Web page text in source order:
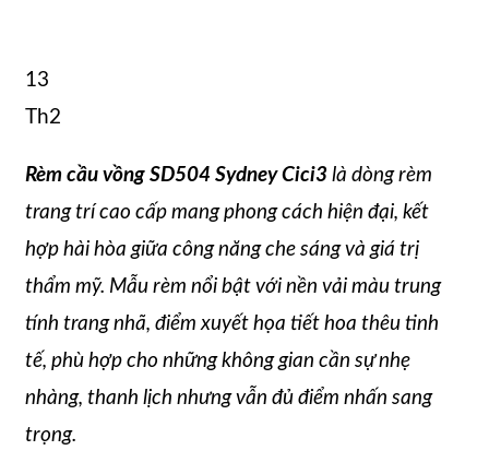
13
Th2
Rèm cầu vồng SD504 Sydney Cici3 là dòng rèm
trang trí cao cấp mang phong cách hiện đại, kết
hợp hài hòa giữa công năng che sáng và giá trị
thẩm mỹ. Mẫu rèm nổi bật với nền vải màu trung
tính trang nhã, điểm xuyết họa tiết hoa thêu tinh
tế, phù hợp cho những không gian cần sự nhẹ
nhàng, thanh lịch nhưng vẫn đủ điểm nhấn sang
trọng.